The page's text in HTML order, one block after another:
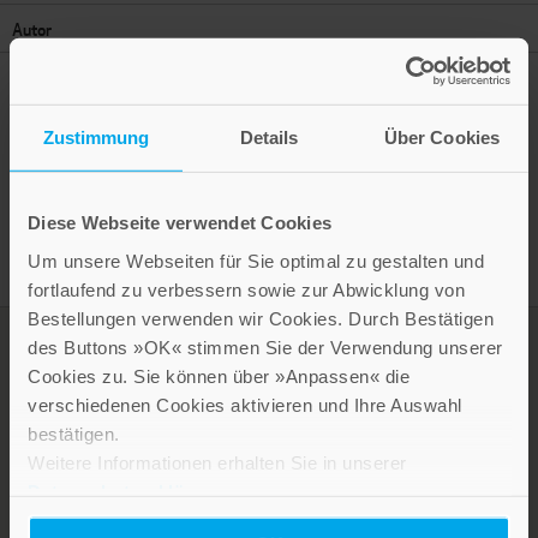
Zustimmung Details Über Cookies
Diese Webseite verwendet Cookies
Um unsere Webseiten für Sie optimal zu gestalten und
fortlaufend zu verbessern sowie zur Abwicklung von
Bestellungen verwenden wir Cookies. Durch Bestätigen
des Buttons »OK« stimmen Sie der Verwendung unserer
Cookies zu. Sie können über »Anpassen« die
verschiedenen Cookies aktivieren und Ihre Auswahl
bestätigen.
Weitere Informationen erhalten Sie in unserer
Autor
Presseinformation drucken